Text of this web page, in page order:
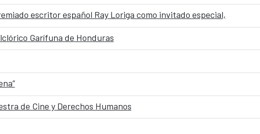
escritor español Ray Loriga como invitado especial,
Garífuna de Honduras
de Cine y Derechos Humanos